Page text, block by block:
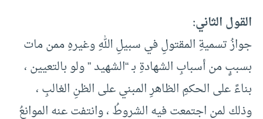
القول الثاني:
جوازُ تسميةِ المقتولِ في سبيلِ اللهِ وغيرهِ ممن مات
بسببٍ من أسبابِ الشهادةِ بـ “الشهيد ” ولو بالتعيين ،
بناءً على الحكمِ الظاهرِ المبني على الظنِ الغالبِ ،
وذلك لمن اجتمعت فيه الشروطُ ، وانتفت عنه الموانعُ